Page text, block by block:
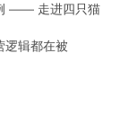
—— 走进四只猫
逻辑都在被